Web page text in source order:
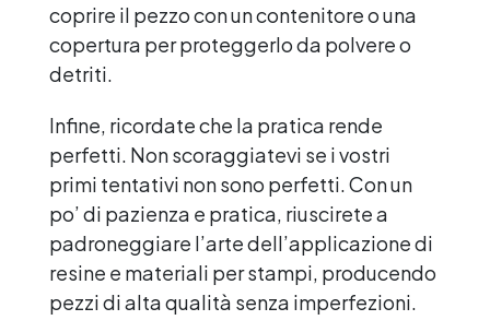
coprire il pezzo con un contenitore o una
copertura per proteggerlo da polvere o
detriti.
Infine, ricordate che la pratica rende
perfetti. Non scoraggiatevi se i vostri
primi tentativi non sono perfetti. Con un
po’ di pazienza e pratica, riuscirete a
padroneggiare l’arte dell’applicazione di
resine e materiali per stampi, producendo
pezzi di alta qualità senza imperfezioni.